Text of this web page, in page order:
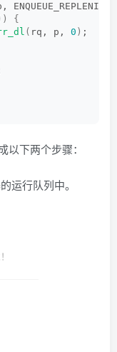
{
( rq, p, 0 ) ;
以下两个步骤：
运行队列中。